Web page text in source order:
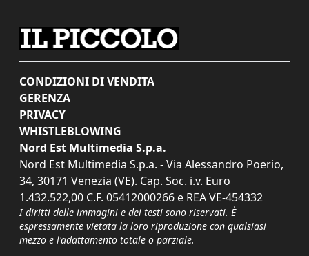
CONDIZIONI DI VENDITA
GERENZA
PRIVACY
WHISTLEBLOWING
Nord Est Multimedia S.p.a.
Nord Est Multimedia S.p.a. - Via Alessandro Poerio,
34, 30171 Venezia (VE). Cap. Soc. i.v. Euro
1.432.522,00 C.F. 05412000266 e REA VE-454332
I diritti delle immagini e dei testi sono riservati. È
espressamente vietata la loro riproduzione con qualsiasi
mezzo e l'adattamento totale o parziale.